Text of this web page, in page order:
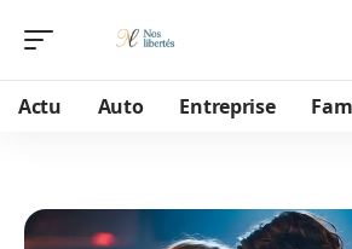
Actu Auto Entreprise